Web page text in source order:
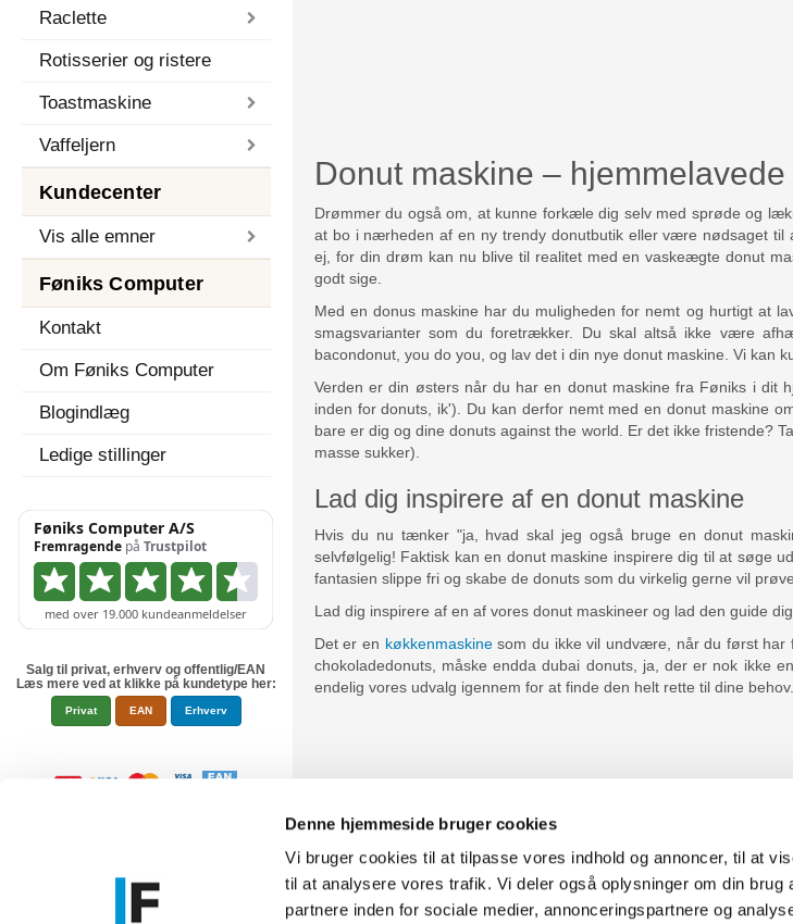
Denne hjemmeside bruger cookies
Vi bruger cookies til at tilpasse vores indhold og annoncer, til at
til at analysere vores trafik. Vi deler også oplysninger om din brug
partnere inden for sociale medier, annonceringspartnere og
Raclette
Rotisserier og ristere
Toastmaskine
Vaffeljern
Kundecenter
Vis alle emner
Føniks Computer
Kontakt
Om Føniks Computer
Blogindlæg
Ledige stillinger
Salg til privat, erhverv og offentlig/EAN
Læs mere ved at klikke på kundetype her:
Privat EAN Erhverv
Donut maskine –
Drømmer du også om, at kunne forkæle dig selv med sprøde og
at bo i nærheden af en ny trendy donutbutik eller være nødsaget til
ej, for din drøm kan nu blive til realitet med en vaskeægte donut
godt sige.
Med en donus maskine har du muligheden for nemt og hurtigt at
smagsvarianter som du foretrækker. Du skal altså ikke være
bacondonut, you do you, og lav det i din nye donut maskine. Vi kan
Verden er din østers når du har en donut maskine fra Føniks i dit
inden for donuts, ik'). Du kan derfor nemt med en donut maskine
bare er dig og dine donuts against the world. Er det ikke fristende?
masse sukker).
Lad dig inspirere af en donut maskine
Hvis du nu tænker "ja, hvad skal jeg også bruge en donut
selvfølgelig! Faktisk kan en donut maskine inspirere dig til at søge
fantasien slippe fri og skabe de donuts som du virkelig gerne vil
Lad dig inspirere af en af vores donut maskineer og lad den guide
Det er en køkkenmaskinesom du ikke vil undvære, når du først har
chokoladedonuts, måske endda dubai donuts, ja, der er nok ikke
endelig vores udvalg igennem for at finde den helt rette til dine behov.
Føniks Computer Aarhus